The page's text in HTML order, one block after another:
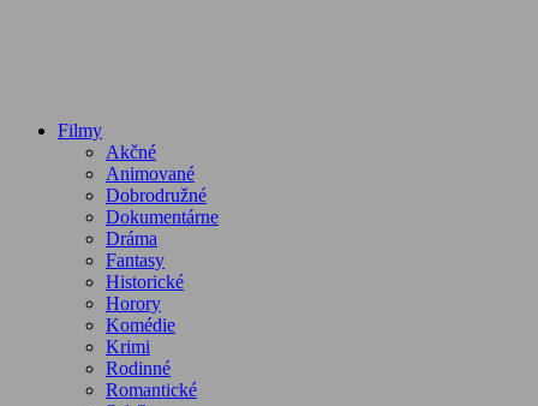
Filmy
Akčné
Animované
Dobrodružné
Dokumentárne
Dráma
Fantasy
Historické
Horory
Komédie
Krimi
Rodinné
Romantické